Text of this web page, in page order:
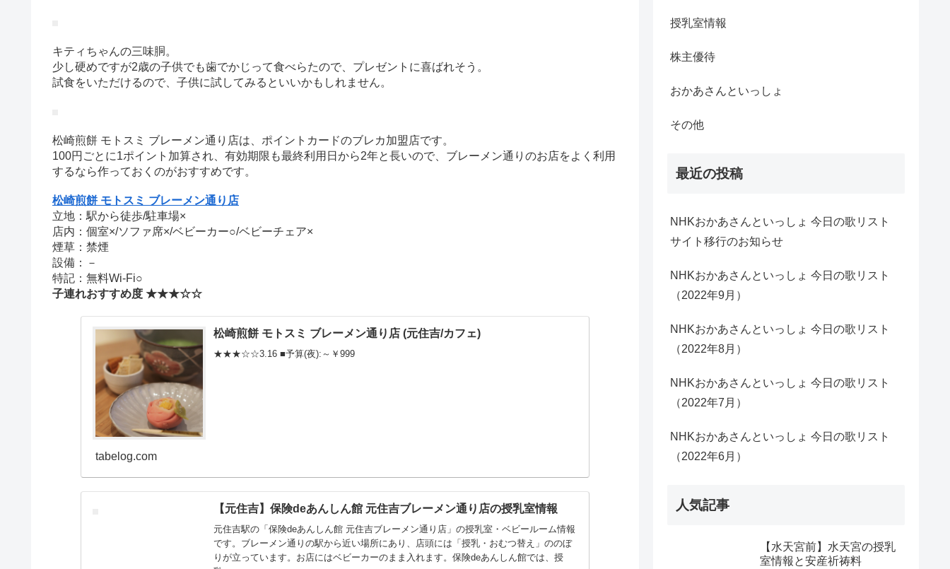
キティちゃんの三味胴。
少し硬めですが2歳の子供でも歯でかじって食べらたので、プレゼントに喜ばれそう。
試食をいただけるので、子供に試してみるといいかもしれません。
松崎煎餅 モトスミ ブレーメン通り店は、ポイントカードのブレカ加盟店です。
100円ごとに1ポイント加算され、有効期限も最終利用日から2年と長いので、ブレーメン通りのお店をよく利用
するなら作っておくのがおすすめです。
松崎煎餅 モトスミ ブレーメン通り店
立地：駅から徒歩/駐車場×
店内：個室×/ソファ席×/ベビーカー○/ベビーチェア×
煙草：禁煙
設備：－
特記：無料Wi-Fi○
子連れおすすめ度 ★★★☆☆
松崎煎餅 モトスミ ブレーメン通り店 (元住吉/カフェ)
★★★☆☆3.16 ■予算(夜):～￥999
tabelog.com
【元住吉】保険deあんしん館 元住吉ブレーメン通り店の授乳室情報
元住吉駅の「保険deあんしん館 元住吉ブレーメン通り店」の授乳室・ベビールーム情報
です。ブレーメン通りの駅から近い場所にあり、店頭には「授乳・おむつ替え」ののぼ
りが立っています。お店にはベビーカーのまま入れます。保険deあんしん館では、授
授乳室情報
株主優待
おかあさんといっしょ
その他
最近の投稿
NHKおかあさんといっしょ 今日の歌リスト
サイト移行のお知らせ
NHKおかあさんといっしょ 今日の歌リスト
（2022年9月）
NHKおかあさんといっしょ 今日の歌リスト
（2022年8月）
NHKおかあさんといっしょ 今日の歌リスト
（2022年7月）
NHKおかあさんといっしょ 今日の歌リスト
（2022年6月）
人気記事
【水天宮前】水天宮の授乳
室情報と安産祈祷料